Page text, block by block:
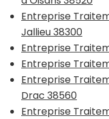
Entreprise
Jallieu 38300
Entreprise
Entreprise
Entreprise
Drac 38560
Entreprise